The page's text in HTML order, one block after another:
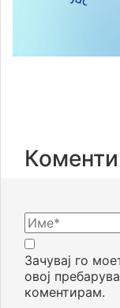
Зачувај го
овој
коментирам.